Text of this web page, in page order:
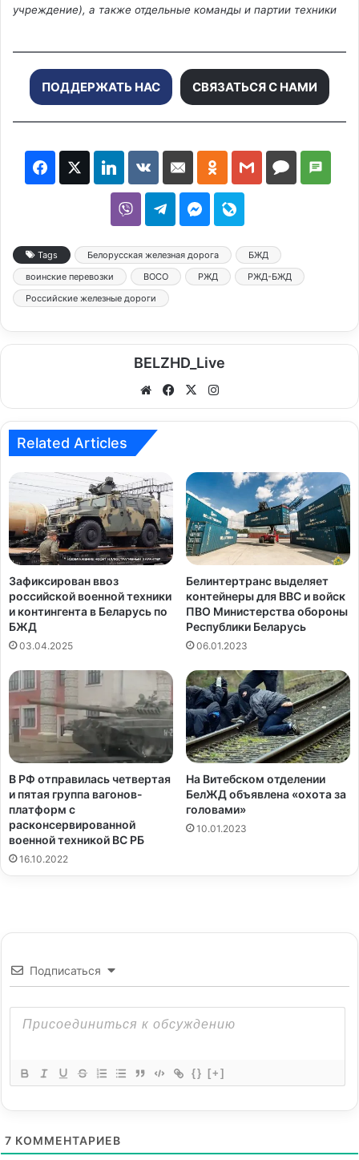
учреждение), а также отдельные команды и партии техники
ПОДДЕРЖАТЬ НАС СВЯЗАТЬСЯ С НАМИ
Tags Белорусская железная дорога
БЖД
воинские перевозки
ВОСО РЖД
РЖД-БЖД
Российские железные дороги
BELZHD_Live
We
bsi
Fa
ce
X
tag
Related Articles
Зафиксирован ввоз
российской военной техники
и контингента в Беларусь по
БЖД
03.04.2025
Белинтертранс выделяет
контейнеры для ВВС и войск
ПВО Министерства обороны
Республики Беларусь
06.01.2023
В РФ отправилась четвертая
и пятая группа вагонов-
платформ с
расконсервированной
военной техникой ВС РБ
16.10.2022
На Витебском отделении
БелЖД объявлена «охота за
головами»
10.01.2023
Подписаться
{} [+]
7 КОММЕНТАРИЕВ